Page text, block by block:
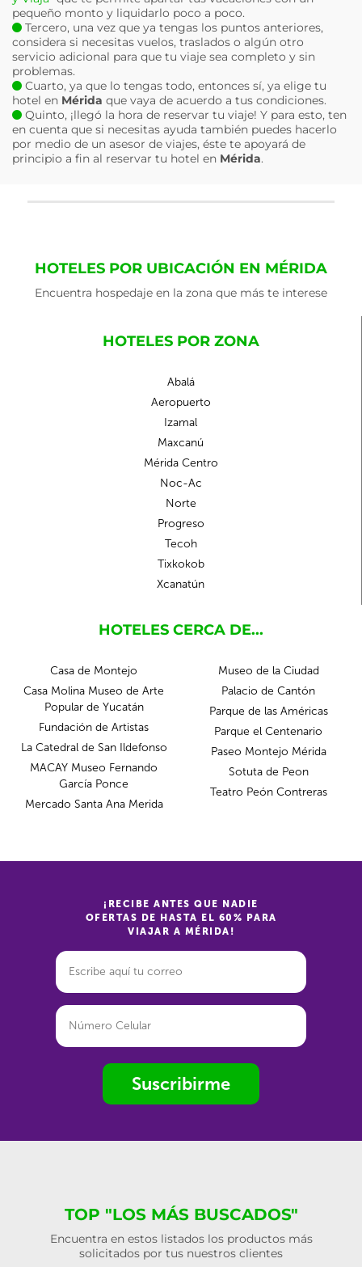
pequeño monto y liquidarlo poco a poco.
Tercero, una vez que ya tengas los puntos anteriores,
considera si necesitas vuelos, traslados o algún otro
servicio adicional para que tu viaje sea completo y sin
problemas.
Cuarto, ya que lo tengas todo, entonces sí, ya elige tu
hotel en Mérida que vaya de acuerdo a tus condiciones.
Quinto, ¡llegó la hora de reservar tu viaje! Y para esto, ten
en cuenta que si necesitas ayuda también puedes hacerlo
por medio de un asesor de viajes, éste te apoyará de
principio a fin al reservar tu hotel en Mérida.
HOTELES POR UBICACIÓN EN MÉRIDA
Encuentra hospedaje en la zona que más te interese
HOTELES POR ZONA
Abalá
Aeropuerto
Izamal
Maxcanú
Mérida Centro
Noc-Ac
Norte
Progreso
Tecoh
Tixkokob
Xcanatún
HOTELES CERCA DE...
Casa de Montejo
Casa Molina Museo de Arte
Popular de Yucatán
Fundación de Artistas
La Catedral de San Ildefonso
MACAY Museo Fernando
García Ponce
Mercado Santa Ana Merida
Museo de la Ciudad
Palacio de Cantón
Parque de las Américas
Parque el Centenario
Paseo Montejo Mérida
Sotuta de Peon
Teatro Peón Contreras
¡RECIBE ANTES QUE NADIE
OFERTAS DE HASTA EL 60% PARA
VIAJAR A MÉRIDA!
Suscribirme
TOP "LOS MÁS BUSCADOS"
Encuentra en estos listados los productos más
solicitados por tus nuestros clientes